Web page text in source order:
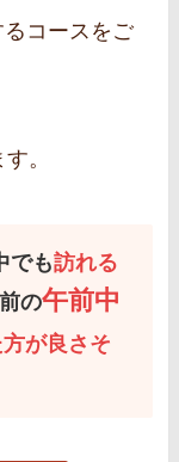
るコースをご
。
でも訪れる
の午前中
が良さそ